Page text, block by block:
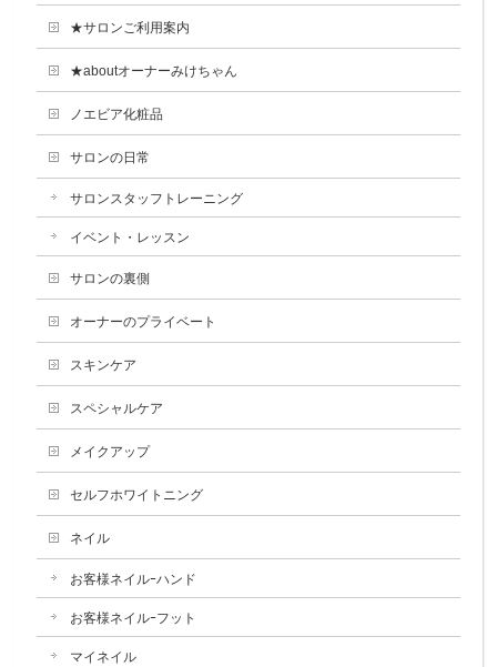
★サロンご利用案内
★aboutオーナーみけちゃん
ノエビア化粧品
サロンの日常
サロンスタッフトレーニング
イベント・レッスン
サロンの裏側
オーナーのプライベート
スキンケア
スペシャルケア
メイクアップ
セルフホワイトニング
ネイル
お客様ネイルｰハンド
お客様ネイルｰフット
マイネイル